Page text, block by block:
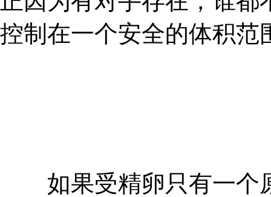
控制在一个安全的体积范
如果受精卵只有一个